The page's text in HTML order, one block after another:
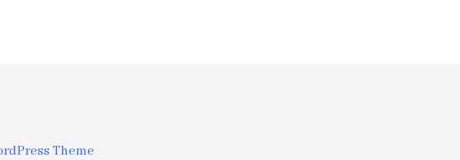
Theme